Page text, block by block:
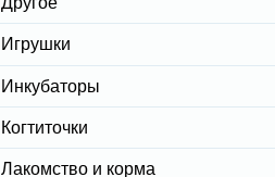
Игрушки
Инкубаторы
Когтиточки
Лакомство и корма